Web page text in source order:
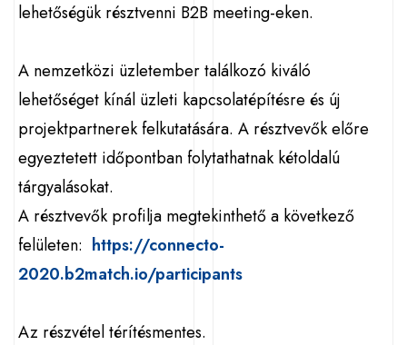
lehetőségük résztvenni B2B meeting-eken.
A nemzetközi üzletember találkozó kiváló
lehetőséget kínál üzleti kapcsolatépítésre és új
projektpartnerek felkutatására. A résztvevők előre
egyeztetett időpontban folytathatnak kétoldalú
tárgyalásokat.
A résztvevők profilja megtekinthető a következő
felületen: https://connecto-
2020.b2match.io/participants
Az részvétel térítésmentes.